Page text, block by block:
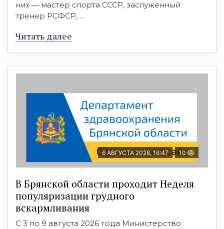
них — мастер спорта СССР, заслуженный
тренер РСФСР, ...
Читать далее
6 АВГУСТА 2026, 16:47 10
В Брянской области проходит Неделя
популяризации грудного
вскармливания
С 3 по 9 августа 2026 года Министерство